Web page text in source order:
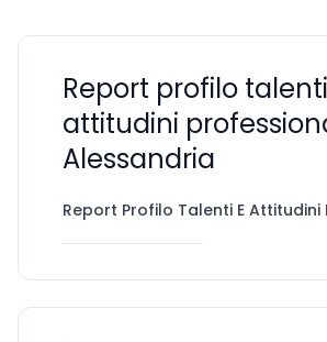
Report profilo
attitudini
Alessandria
Report Profilo Talenti E